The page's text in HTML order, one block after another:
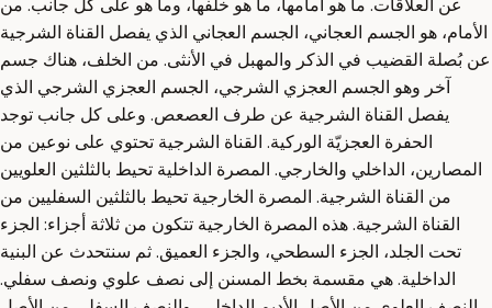
عن العلاقات. ما هو أمامها، ما هو خلفها، وما هو على كل جانب. من
الأمام، هو الجسم العجاني، الجسم العجاني الذي يفصل القناة الشرجية
عن بُصلة القضيب في الذكر والمهبل في الأنثى. من الخلف، هناك جسم
آخر وهو الجسم العجزي الشرجي، الجسم العجزي الشرجي الذي
يفصل القناة الشرجية عن طرف العصعص. وعلى كل جانب توجد
الحفرة العجزيّة الوركية. القناة الشرجية تحتوي على نوعين من
المصارين، الداخلي والخارجي. المصرة الداخلية تحيط بالثلثين العلويين
من القناة الشرجية. المصرة الخارجية تحيط بالثلثين السفليين من
القناة الشرجية. هذه المصرة الخارجية تتكون من ثلاثة أجزاء: الجزء
تحت الجلد، الجزء السطحي، والجزء العميق. ثم سنتحدث عن البنية
الداخلية. هي مقسمة بخط المسنن إلى نصف علوي ونصف سفلي.